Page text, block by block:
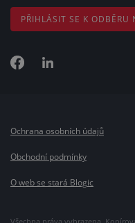
PŘIHLÁSIT SE K ODBĚRU
Všechna práva vyhrazena.
Ochrana osobních údajů
Obchodní podmínky
O web se stará Blogic